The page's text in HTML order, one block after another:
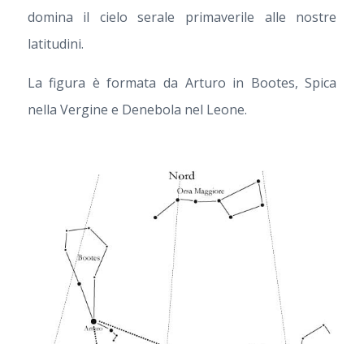
domina il cielo serale primaverile alle nostre
latitudini.
La figura è formata da Arturo in Bootes, Spica
nella Vergine e Denebola nel Leone.